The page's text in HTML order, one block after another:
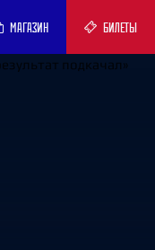
МАГАЗИН БИЛЕТЫ